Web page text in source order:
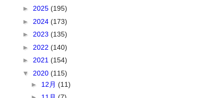
► 2025(195)
► 2024(173)
► 2023(135)
► 2022(140)
► 2021(154)
▼ 2020(115)
► 12月(11)